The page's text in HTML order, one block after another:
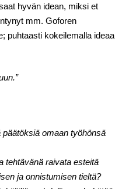
hyvän idean, miksi et
mm. Goforen
puhtaasti kokeilemalla ideaa
omaan työhönsä
tehtävänä raivata esteitä
ja onnistumisen tieltä?